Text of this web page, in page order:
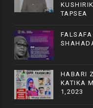
TAPSEA
HABARI
KATIKA
1,2023